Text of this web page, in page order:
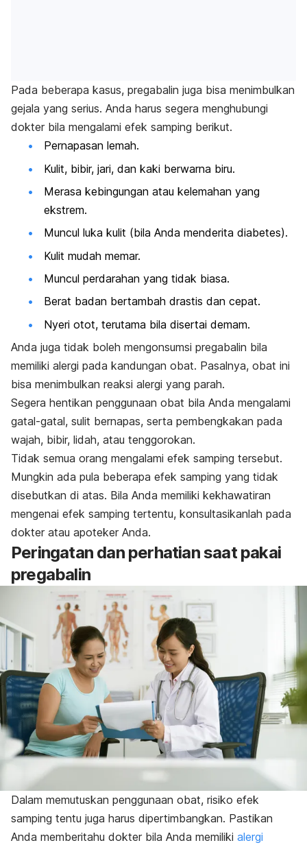
Pada beberapa kasus, pregabalin juga bisa menimbulkan
gejala yang serius. Anda harus segera menghubungi
dokter bila mengalami efek samping berikut.
Pernapasan lemah.
Kulit, bibir, jari, dan kaki berwarna biru.
Merasa kebingungan atau kelemahan yang
ekstrem.
Muncul luka kulit (bila Anda menderita diabetes).
Kulit mudah memar.
Muncul perdarahan yang tidak biasa.
Berat badan bertambah drastis dan cepat.
Nyeri otot, terutama bila disertai demam.
Anda juga tidak boleh mengonsumsi pregabalin bila
memiliki alergi pada kandungan obat. Pasalnya, obat ini
bisa menimbulkan reaksi alergi yang parah.
Segera hentikan penggunaan obat bila Anda mengalami
gatal-gatal, sulit bernapas, serta pembengkakan pada
wajah, bibir, lidah, atau tenggorokan.
Tidak semua orang mengalami efek samping tersebut.
Mungkin ada pula beberapa efek samping yang tidak
disebutkan di atas. Bila Anda memiliki kekhawatiran
mengenai efek samping tertentu, konsultasikanlah pada
dokter atau apoteker Anda.
Peringatan dan perhatian saat pakai
pregabalin
Dalam memutuskan penggunaan obat, risiko efek
samping tentu juga harus dipertimbangkan. Pastikan
Anda memberitahu dokter bila Anda memiliki alergi